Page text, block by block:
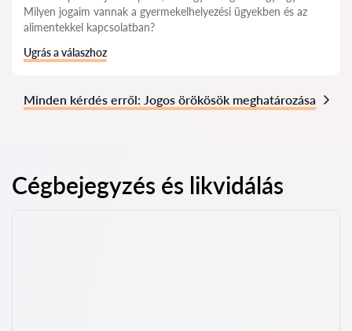
Milyen jogaim vannak a gyermekelhelyezési ügyekben és az
alimentekkel kapcsolatban?
Ugrás a válaszhoz
Minden kérdés erről: Jogos örökösök meghatározása
Cégbejegyzés és likvidálás